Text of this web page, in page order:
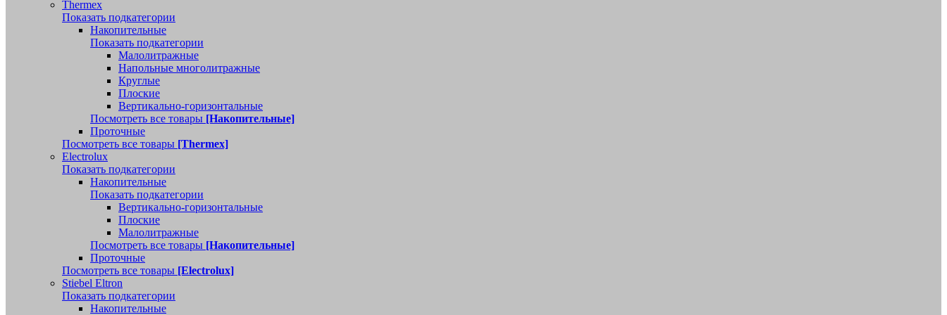
Thermex
Показать подкатегории
Накопительные
Показать подкатегории
Малолитражные
Напольные многолитражные
Круглые
Плоские
Вертикально-горизонтальные
Посмотреть все товары [Накопительные]
Проточные
Посмотреть все товары [Thermex]
Electrolux
Показать подкатегории
Накопительные
Показать подкатегории
Вертикально-горизонтальные
Плоские
Малолитражные
Посмотреть все товары [Накопительные]
Проточные
Посмотреть все товары [Electrolux]
Stiebel Eltron
Показать подкатегории
Накопительные